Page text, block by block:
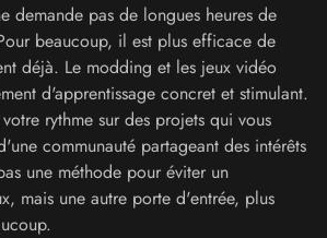
demande pas de longues heures de
beaucoup, il est plus efficace de
déjà. Le modding et les jeux vidéo
d'apprentissage concret et stimulant.
rythme sur des projets qui vous
communauté partageant des intérêts
une méthode pour éviter un
mais une autre porte d'entrée, plus